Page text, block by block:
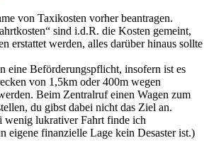
von Taxikosten vorher beantragen.
sind i.d.R. die Kosten gemeint,
erstattet werden, alles darüber hinaus sollte
eine Beförderungspflicht, insofern ist es
von 1,5km oder 400m wegen
Beim Zentralruf einen Wagen zum
du gibst dabei nicht das Ziel an.
wenig lukrativer Fahrt finde ich
eigene finanzielle Lage kein Desaster ist.)